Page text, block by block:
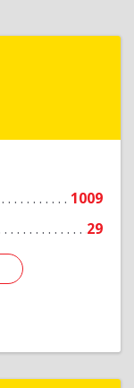
1009
29